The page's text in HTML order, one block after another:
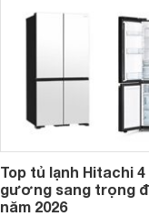
phải cân nhắc. Trên thị
Top tủ lạnh Hitachi
gương sang trọng
năm 2026